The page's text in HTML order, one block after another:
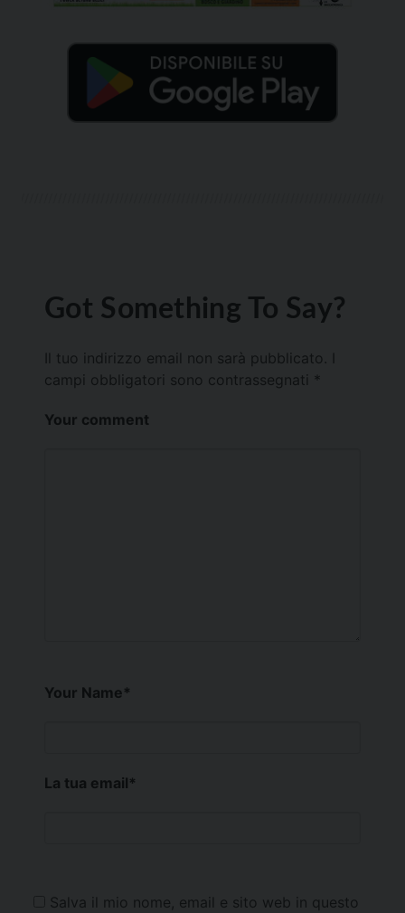
Got Something To Say?
Il tuo indirizzo email non sarà pubblicato.
campi obbligatori sono contrassegnati *
Your comment
Your Name*
La tua email*
Salva il mio nome, email e sito web in questo